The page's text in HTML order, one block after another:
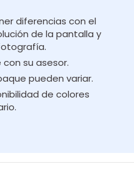
diferencias con el
de la pantalla y
su asesor.
pueden variar.
de colores